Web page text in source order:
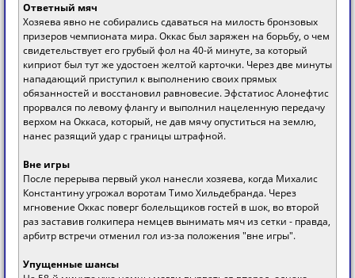
Ответный мяч
Хозяева явно не собирались сдаваться на милость бронзовых
призеров чемпионата мира. Оккас был заряжен на борьбу, о чем
свидетельствует его грубый фол на 40-й минуте, за который
киприот был тут же удостоен желтой карточки. Через две минуты
нападающий приступил к выполнению своих прямых
обязанностей и восстановил равновесие. Эфстатиос Алонефтис
прорвался по левому флангу и выполнил нацеленную передачу
верхом на Оккаса, который, не дав мячу опуститься на землю,
нанес разящий удар с границы штрафной.
Вне игры
После перерыва первый укол нанесли хозяева, когда Михалис
Константину угрожал воротам Тимо Хильдебранда. Через
мгновение Оккас поверг болельщиков гостей в шок, во второй
раз заставив голкипера немцев вынимать мяч из сетки - правда,
арбитр встречи отменил гол из-за положения "вне игры".
Упущенные шансы